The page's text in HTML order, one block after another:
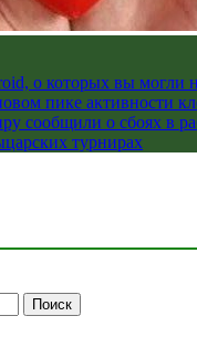
о которых вы могли
пике активности
сообщили о сбоях в
турнирах